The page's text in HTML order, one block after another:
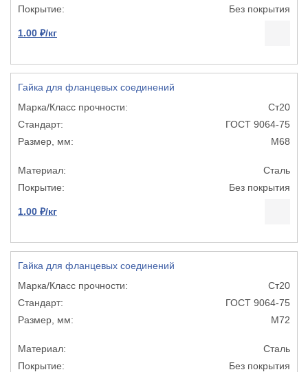
Без покрытия
1.00 ₽/кг
Гайка для фланцевых соединений
Ст20
ГОСТ 9064-75
М68
Сталь
Без покрытия
1.00 ₽/кг
Гайка для фланцевых соединений
Ст20
ГОСТ 9064-75
М72
Сталь
Без покрытия